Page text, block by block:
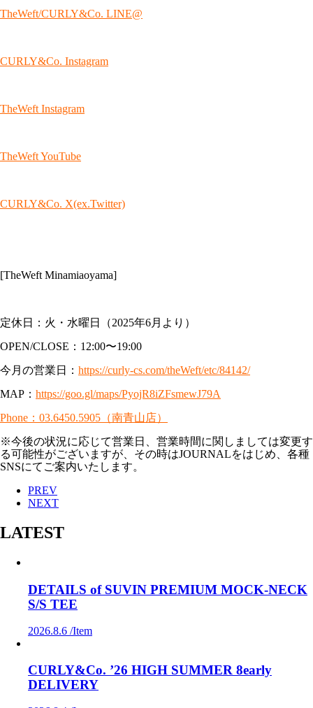
TheWeft/CURLY&Co. LINE@
CURLY&Co. Instagram
TheWeft Instagram
TheWeft YouTube
CURLY&Co. X(ex.Twitter)
[TheWeft Minamiaoyama]
定休日：火・水曜日（2025年6月より）
OPEN/CLOSE：12:00〜19:00
今月の営業日： https://curly-cs.com/theWeft/etc/84142/
MAP： https://goo.gl/maps/PyojR8iZFsmewJ79A
Phone：03.6450.5905（南青山店）
※今後の状況に応じて営業日、営業時間に関しましては変更す
る可能性がございますが、その時はJOURNALをはじめ、各種
SNSにてご案内いたします。
PREV
NEXT
LATEST
DETAILS of SUVIN PREMIUM MOCK-NECK
S/S TEE
2026.8.6 /Item
CURLY&Co. ’26 HIGH SUMMER 8early
DELIVERY